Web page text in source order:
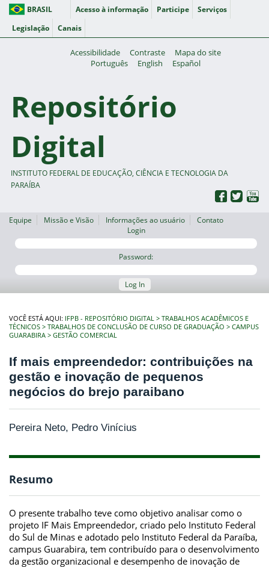
BRASIL Acesso à informação Participe
Serviços
Legislação
Canais
Acessibilidade Contraste
Mapa do site
Português
English Español
Repositório
Digital
INSTITUTO FEDERAL DE EDUCAÇÃO, CIÊNCIA E TECNOLOGIA DA
PARAÍBA
Equipe Missão e Visão Informações ao usuário
Contato
Login
Password:
Log In
VOCÊ ESTÁ AQUI: IFPB - REPOSITÓRIO DIGITAL
TRABALHOS ACADÊMICOS E
TÉCNICOS
TRABALHOS DE CONCLUSÃO DE CURSO DE GRADUAÇÃO
CAMPUS
GUARABIRA
GESTÃO COMERCIAL
If mais empreendedor: contribuições na
gestão e inovação de pequenos
negócios do brejo paraibano
Pereira Neto, Pedro Vinícius
Resumo
O presente trabalho teve como objetivo analisar como o
projeto IF Mais Empreendedor, criado pelo Instituto Federal
do Sul de Minas e adotado pelo Instituto Federal da Paraíba,
campus Guarabira, tem contribuído para o desenvolvimento
da gestão organizacional e desempenho de inovação de